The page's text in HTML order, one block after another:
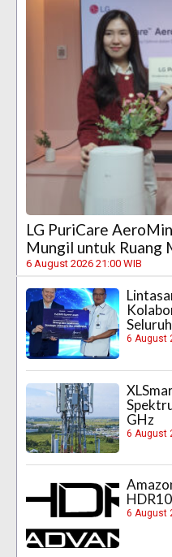
LG PuriCare
Mungil untuk Ruang
6 August 2026 21:00 WIB
6 August
GHz
6 August
6 August